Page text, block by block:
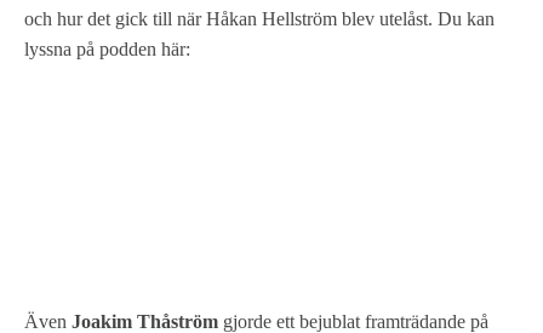
och hur det gick till när Håkan Hellström blev utelåst. Du kan
lyssna på podden här:
Även Joakim Thåström gjorde ett bejublat framträdande på